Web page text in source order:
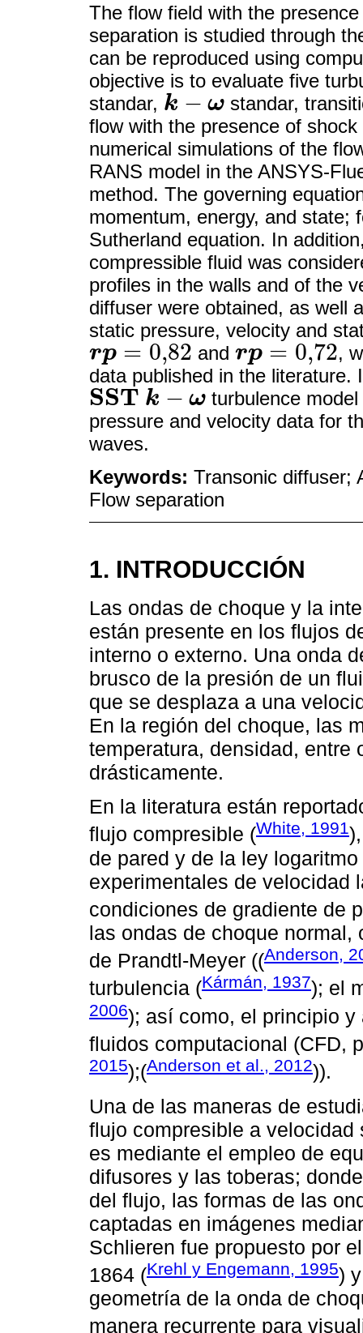
The flow field with the
separation is studied through
can be reproduced using
objective is to evaluate five
standar, k − ω
k-ω
standar,
flow with the presence of
numerical simulations of the
RANS model in the ANSYS-
method. The governing
momentum, energy, and state;
Sutherland equation. In
compressible fluid was
profiles in the walls and of the
diffuser were obtained, as well
static pressure, velocity and
rp = 0,82
rp=0,82 andrp = 0,72
rp=0,72
,
data published in the
SST k − ω
SS T k ω
turbulence
pressure and velocity data for
waves.
Keywords: Transonic diffuser;
Flow separation
1. INTRODUCCIÓN
Las ondas de choque y la
están presente en los flujos
interno o externo. Una onda
brusco de la presión de un
que se desplaza a una
En la región del choque, las
temperatura, densidad, entre
drásticamente.
En la literatura están
flujo compresible (White, 1991
de pared y de la ley
experimentales de velocidad
condiciones de gradiente de
las ondas de choque
de Prandtl-Meyer ((Anderson,
turbulencia (Kármán, 1937); el
2006); así como, el principio
fluidos computacional (CFD,
2015);(Anderson et al., 2012)).
Una de las maneras de
flujo compresible a
es mediante el empleo de
difusores y las toberas;
del flujo, las formas de las
captadas en imágenes
Schlieren fue propuesto por
1864 (Krehl y Engemann, 1995)
geometría de la onda de
manera recurrente para